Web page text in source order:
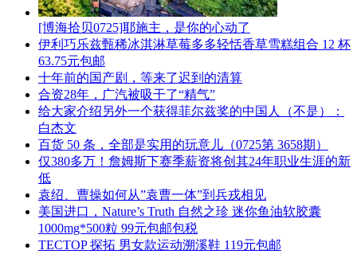
[博海拾贝0725]耶施主，是你的心动了
伊利巧乐兹甄稀冰淇淋草莓多多轻恬香草雪糕组合 12 杯
63.75元包邮
十年前的国产剧，等来了迟到的清算
合资28年，广汽被吸干了“精气”
给大家介绍另外一个获得菲尔兹奖的中国人（不是）：
白杰文
百货 50 条，全部是实用的玩意儿（0725第 3658期）
仅380多万！詹姆斯下赛季薪资将创其24年职业生涯的新
低
袁绍、曹操如何从”袁曹一体”到兵戎相见
美国进口，Nature’s Truth 自然之珍 迷你鱼油软胶囊
1000mg*500粒 99元包邮包税
TECTOP 探拓 男女款运动溯溪鞋 119元包邮